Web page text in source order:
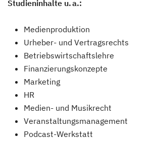
Studieninhalte u. a.:
Medienproduktion
Urheber- und Vertragsrechts
Betriebswirtschaftslehre
Finanzierungskonzepte
Marketing
HR
Medien- und Musikrecht
Veranstaltungsmanagement
Podcast-Werkstatt